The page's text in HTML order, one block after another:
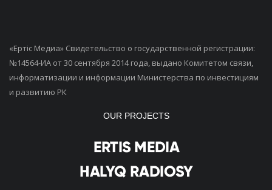
«Ертiс Медиа» Свидетельство о государственной регистрации:
№14564-ИА от 30 сентября 2014 года, выдано Комитетом связи,
информатизации и информации Министерства по инвестициям
и развитию РК
OUR PROJECTS